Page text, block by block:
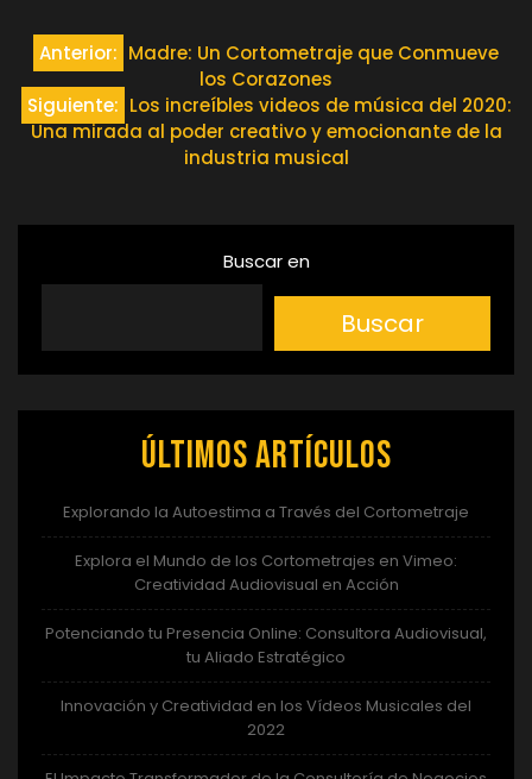
Navegación
de
entradas
Anterior: Madre: Un Cortometraje que Conmueve
los Corazones
Siguiente: Los increíbles videos de música del 2020:
Una mirada al poder creativo y emocionante de la
industria musical
Buscar en
Buscar
Últimos artículos
Explorando la Autoestima a Través del Cortometraje
Explora el Mundo de los Cortometrajes en Vimeo:
Creatividad Audiovisual en Acción
Potenciando tu Presencia Online: Consultora Audiovisual,
tu Aliado Estratégico
Innovación y Creatividad en los Vídeos Musicales del
2022